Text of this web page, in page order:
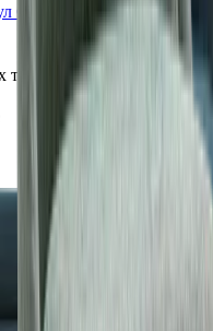
GALLOTTI&RADICE
интерьера